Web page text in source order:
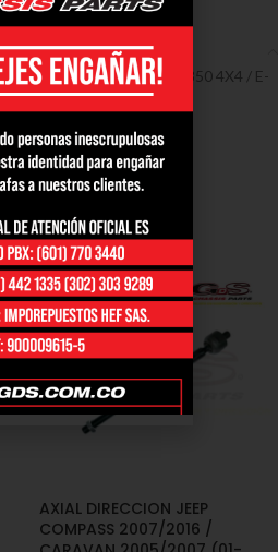
RANGER 75 / F-350 4X4 / E-
AXIAL DIRECCION JEEP
COMPASS 2007/2016 /